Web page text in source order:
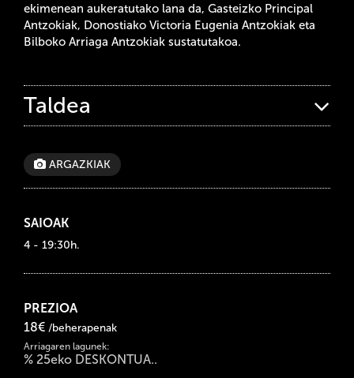
ekimenean aukeratutako lana da, Gasteizko Principal
Antzokiak, Donostiako Victoria Eugenia Antzokiak eta
Bilboko Arriaga Antzokiak sustatutakoa.
Taldea
ARGAZKIAK
SAIOAK
4 - 19:30h.
PREZIOA
18€ /beherapenak
Arriagaren lagunek:
% 25eko DESKONTUA..